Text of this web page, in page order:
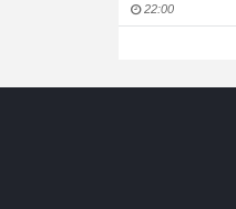
22:00